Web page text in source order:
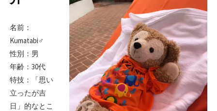
名前：
Kumatabi♂
性別：男
年齢：30代
特技：「思い
立ったが吉
日」的なとこ